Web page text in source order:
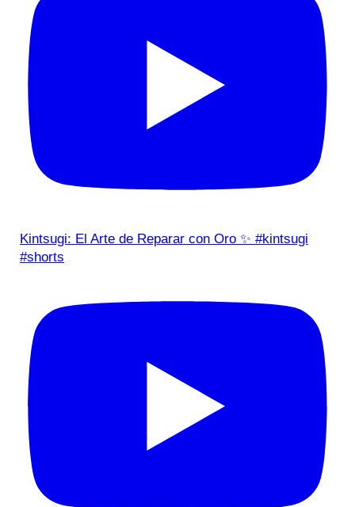
Kintsugi: El Arte de Reparar con Oro ✨ #kintsugi
#shorts